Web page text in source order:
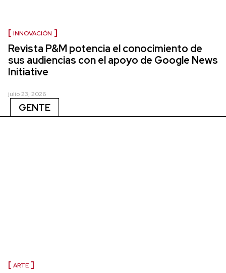
INNOVACIÓN
Revista P&M potencia el conocimiento de
sus audiencias con el apoyo de Google News
Initiative
julio 23, 2026
GENTE
ARTE